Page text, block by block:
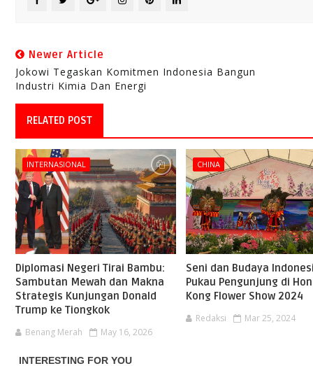
Newer Article
Jokowi Tegaskan Komitmen Indonesia Bangun
Industri Kimia Dan Energi
RELATED POST
INTERNASIONAL
Diplomasi Negeri Tirai Bambu:
Sambutan Mewah dan Makna
Strategis Kunjungan Donald
Trump ke Tiongkok
Benang Merah May 16, 2026
CHINA
Seni dan Budaya
Pukau Pengunjung di
Kong Flower Show 2024
Redaksi Mar 25, 2024